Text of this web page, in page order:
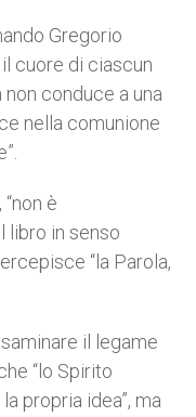
Gregorio
cuore di ciascun
non conduce a una
nella comunione
è
libro in senso
“la Parola,
il legame
“lo Spirito
propria idea”, ma